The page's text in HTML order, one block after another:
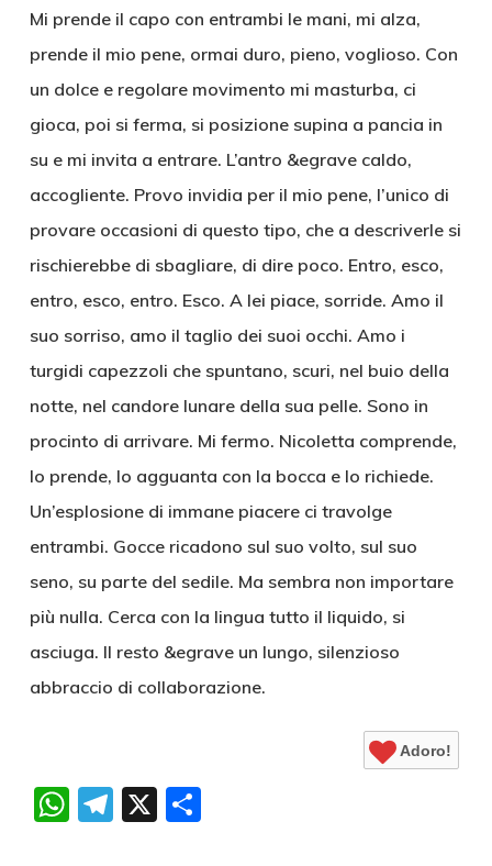
Mi prende il capo con entrambi le mani, mi alza,
prende il mio pene, ormai duro, pieno, voglioso. Con
un dolce e regolare movimento mi masturba, ci
gioca, poi si ferma, si posizione supina a pancia in
su e mi invita a entrare. L’antro &egrave caldo,
accogliente. Provo invidia per il mio pene, l’unico di
provare occasioni di questo tipo, che a descriverle si
rischierebbe di sbagliare, di dire poco. Entro, esco,
entro, esco, entro. Esco. A lei piace, sorride. Amo il
suo sorriso, amo il taglio dei suoi occhi. Amo i
turgidi capezzoli che spuntano, scuri, nel buio della
notte, nel candore lunare della sua pelle. Sono in
procinto di arrivare. Mi fermo. Nicoletta comprende,
lo prende, lo agguanta con la bocca e lo richiede.
Un’esplosione di immane piacere ci travolge
entrambi. Gocce ricadono sul suo volto, sul suo
seno, su parte del sedile. Ma sembra non importare
più nulla. Cerca con la lingua tutto il liquido, si
asciuga. Il resto &egrave un lungo, silenzioso
abbraccio di collaborazione.
Adoro!
WhatsApp
Telegram
X Condividi